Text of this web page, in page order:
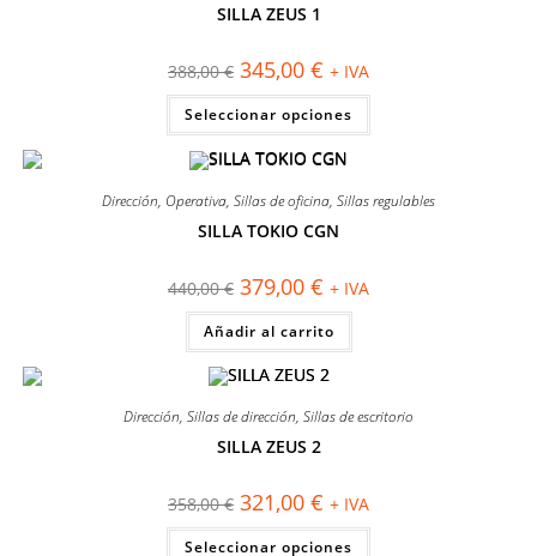
SILLA ZEUS 1
388,00€ El
precio
original
era:
388,00 €.
345,00 € El
precio
actual
es:
345,00 €.
+ IVA
Seleccionar opciones
Este
tiene
opciones
Dirección, Operativa, Sillas de oficina, Sillas regulables
SILLA TOKIO CGN
440,00€ El
precio
original
era:
440,00 €.
379,00 € El
precio
actual
es:
379,00 €.
+ IVA
Añadir al carrito
Dirección, Sillas de dirección, Sillas de escritorio
SILLA ZEUS 2
358,00€ El
precio
original
era:
321,00 € El
precio
actual
es:
+ IVA
Seleccionar opciones
Este